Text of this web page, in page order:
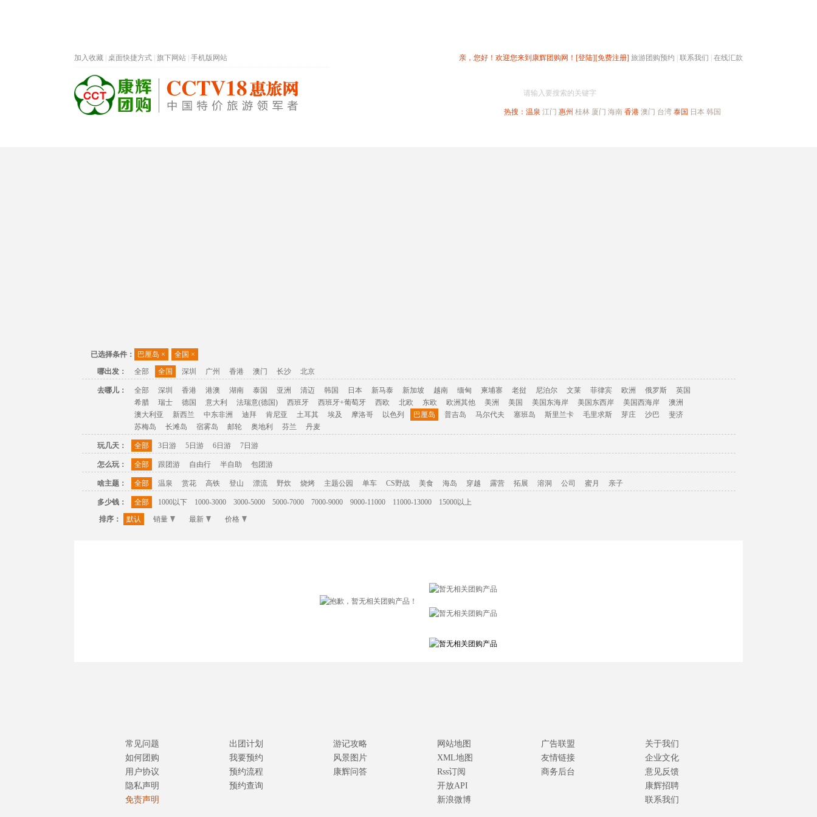
亲，您好！欢迎您来到康辉团购网！ [登陆][免费注册] 旅游团购预约 联系我们 在线汇款
加入收藏 桌面快捷方式 旗下网站 手机版网站
请输入要搜索的关键字
热搜： 温泉 江门 惠州 桂林 厦门 海南 香港 澳门 台湾 泰国 日本 韩国
已选择条件： 巴厘岛 × 全国 ×
哪出发：
全部 全国 深圳 广州 香港 澳门 长沙 北京
去哪儿： 全部 深圳 香港 港澳 湖南 泰国 亚洲 清迈 韩国 日本 新马泰 新加坡 越南 缅甸 柬埔寨 老挝 尼泊尔 文莱 菲律宾 欧洲 俄罗斯
英国
希腊
瑞士 德国 意大利 法瑞意(德国) 西班牙 西班牙+葡萄牙 西欧 北欧 东欧 欧洲其他 美洲 美国 美国东海岸 美国东西岸 美国西海岸
澳洲
澳大利亚
新西兰 中东非洲 迪拜 肯尼亚 土耳其 埃及 摩洛哥 以色列 巴厘岛 普吉岛 马尔代夫 塞班岛 斯里兰卡 毛里求斯 芽庄 沙巴
斐济
苏梅岛
长滩岛 宿雾岛 邮轮 奥地利 芬兰 丹麦
玩几天： 全部 3日游 5日游 6日游 7日游
怎么玩： 全部 跟团游 自由行 半自助 包团游
啥主题： 全部 温泉 赏花 高铁 登山 漂流 野炊 烧烤 主题公园 单车 CS野战 美食 海岛 穿越 露营 拓展 溶洞 公司 蜜月 亲子
多少钱： 全部 1000以下 1000-3000 3000-5000 5000-7000 7000-9000 9000-11000 11000-13000
15000以上
排序：
默认 销量 最新 价格
常见问题
如何团购
用户协议
隐私声明
免责声明
出团计划
我要预约
预约流程
预约查询
游记攻略
风景图片
康辉问答
网站地图
XML地图
Rss订阅
开放API
新浪微博
广告联盟
友情链接
商务后台
关于我们
企业文化
意见反馈
康辉招聘
联系我们